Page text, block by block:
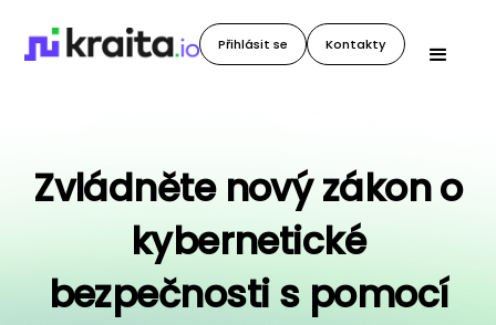
Přihlásit se Kontakty
Zvládněte nový zákon o
kybernetické
bezpečnosti s pomocí